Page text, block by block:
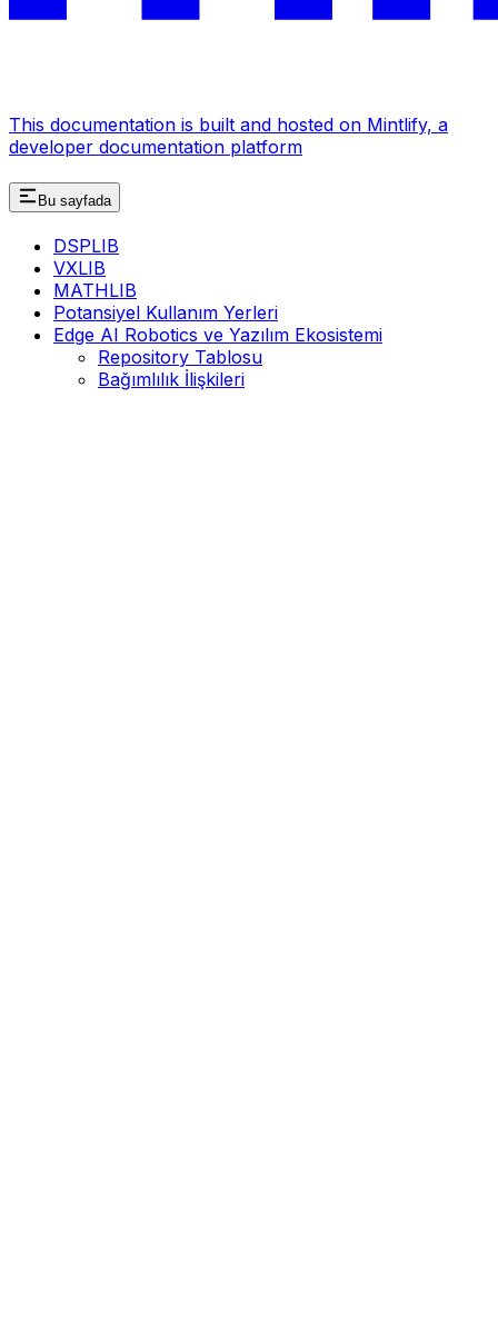
This documentation is built and hosted on Mintlify, a
developer documentation platform
Bu sayfada
DSPLIB
VXLIB
MATHLIB
Potansiyel Kullanım Yerleri
Edge AI Robotics ve Yazılım Ekosistemi
Repository Tablosu
Bağımlılık İlişkileri